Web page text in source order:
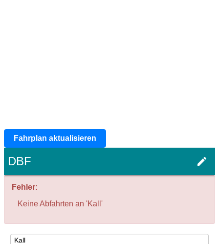
Fahrplan aktualisieren